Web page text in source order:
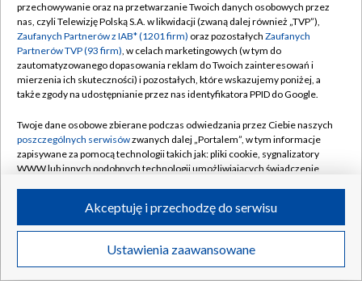
Transmisje Wideo
Warszawski dziennikarz TVPSPORT.PL. Piłka nożna, to przede
wszystkim. Najlepiej w krajowym, ekstraklasowym wydaniu.
ŹRÓDŁO:
#ARTUR JĘDRZEJCZYK #LEGIA WARSZAWA
#PKO EKSTRAKLASA #REPREZENTACJA POLSKI
#CZESŁAW MICHNIEWICZ #KOSTA RUNJAIC
#MAREK GOŁĘBIEWSKI #RADOSŁAW KUCHARSKI
#IVAN KEPCIJA
przechowywanie oraz na przetwarzanie Twoich danych osobowych przez
nas, czyli Telewizję Polską S.A. w likwidacji (zwaną dalej również „TVP”),
Zaufanych Partnerów z IAB* (1201 firm) oraz pozostałych Zaufanych
Partnerów TVP (93 firm), w celach marketingowych (w tym do
zautomatyzowanego dopasowania reklam do Twoich zainteresowań i
mierzenia ich skuteczności) i pozostałych, które wskazujemy poniżej, a
także zgody na udostępnianie przez nas identyfikatora PPID do Google.
Twoje dane osobowe zbierane podczas odwiedzania przez Ciebie naszych
poszczególnych serwisówzwanych dalej „Portalem”, w tym informacje
zapisywane za pomocą technologii takich jak: pliki cookie, sygnalizatory
WWW lub innych podobnych technologii umożliwiających świadczenie
ruchu w Internecie.
Twoje dane osobowe zbierane podczas odwiedzania przez Ciebie
poszczególnych serwisówna Portalu, takie jak adresy IP, identyfikatory
Ustawienia zaawansowane
Akceptuję i przechodzę do serwisu